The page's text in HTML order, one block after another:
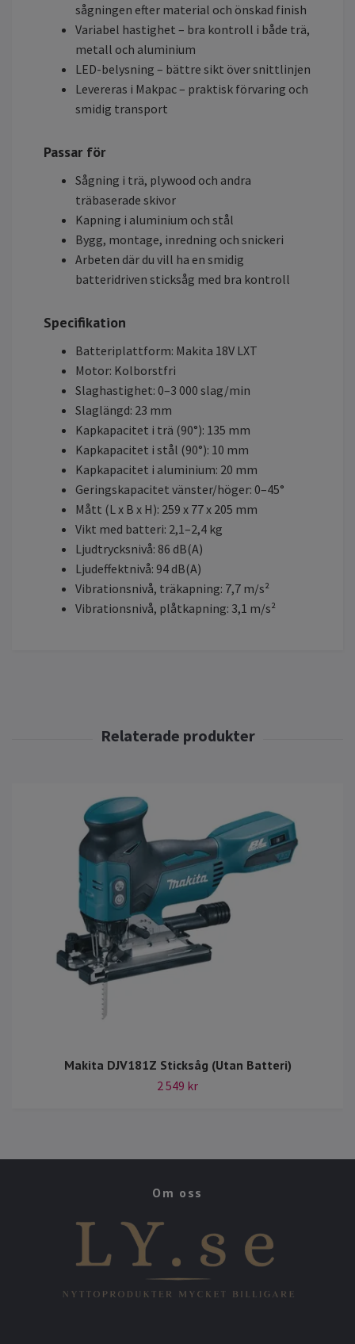
sågningen efter material och önskad finish
Variabel hastighet – bra kontroll i både trä,
metall och aluminium
LED-belysning – bättre sikt över snittlinjen
Levereras i Makpac – praktisk förvaring och
smidig transport
Passar för
Sågning i trä, plywood och andra
träbaserade skivor
Kapning i aluminium och stål
Bygg, montage, inredning och snickeri
Arbeten där du vill ha en smidig
batteridriven sticksåg med bra kontroll
Specifikation
Batteriplattform: Makita 18V LXT
Motor: Kolborstfri
Slaghastighet: 0–3 000 slag/min
Slaglängd: 23 mm
Kapkapacitet i trä (90°): 135 mm
Kapkapacitet i stål (90°): 10 mm
Kapkapacitet i aluminium: 20 mm
Geringskapacitet vänster/höger: 0–45°
Mått (L x B x H): 259 x 77 x 205 mm
Vikt med batteri: 2,1–2,4 kg
Ljudtrycksnivå: 86 dB(A)
Ljudeffektnivå: 94 dB(A)
Vibrationsnivå, träkapning: 7,7 m/s²
Vibrationsnivå, plåtkapning: 3,1 m/s²
Makita DJV181Z Sticksåg (Utan Batteri)
2 549 kr
Om oss